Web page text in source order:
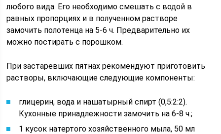
любого вида. Его необходимо смешать с водой в
равных пропорциях и в полученном растворе
замочить полотенца на 5-6 ч. Предварительно их
можно постирать с порошком.
При застаревших пятнах рекомендуют приготовить
растворы, включающие следующие компоненты:
глицерин, вода и нашатырный спирт (0,5:2:2).
Кухонные принадлежности замочить на 6-8 ч.;
1 кусок натертого хозяйственного мыла, 50 мл